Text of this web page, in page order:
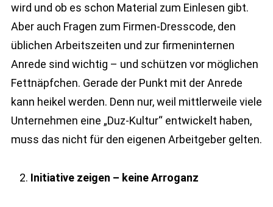
wird und ob es schon Material zum Einlesen gibt.
Aber auch Fragen zum Firmen-Dresscode, den
üblichen Arbeitszeiten und zur firmeninternen
Anrede sind wichtig – und schützen vor möglichen
Fettnäpfchen. Gerade der Punkt mit der Anrede
kann heikel werden. Denn nur, weil mittlerweile viele
Unternehmen eine „Duz-Kultur“ entwickelt haben,
muss das nicht für den eigenen Arbeitgeber gelten.
Initiative zeigen – keine Arroganz